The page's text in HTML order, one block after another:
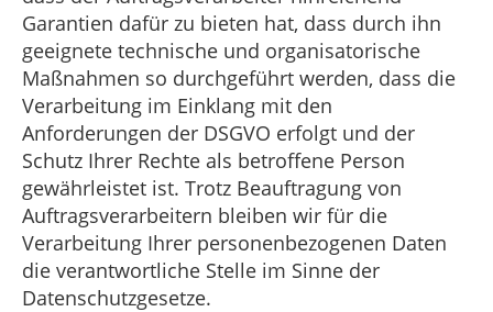
Garantien dafür zu bieten hat, dass durch ihn
geeignete technische und organisatorische
Maßnahmen so durchgeführt werden, dass die
Verarbeitung im Einklang mit den
Anforderungen der DSGVO erfolgt und der
Schutz Ihrer Rechte als betroffene Person
gewährleistet ist. Trotz Beauftragung von
Auftragsverarbeitern bleiben wir für die
Verarbeitung Ihrer personenbezogenen Daten
die verantwortliche Stelle im Sinne der
Datenschutzgesetze.